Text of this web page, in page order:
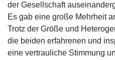
der Gesellschaft
Es gab eine große Mehrheit
Trotz der Größe und
die beiden erfahrenen und
eine vertrauliche Stimmung